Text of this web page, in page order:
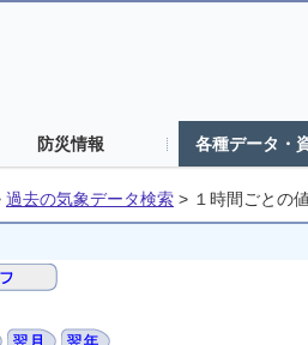
防災情報 各種データ・
過去の気象データ検索 > １時間ごとの